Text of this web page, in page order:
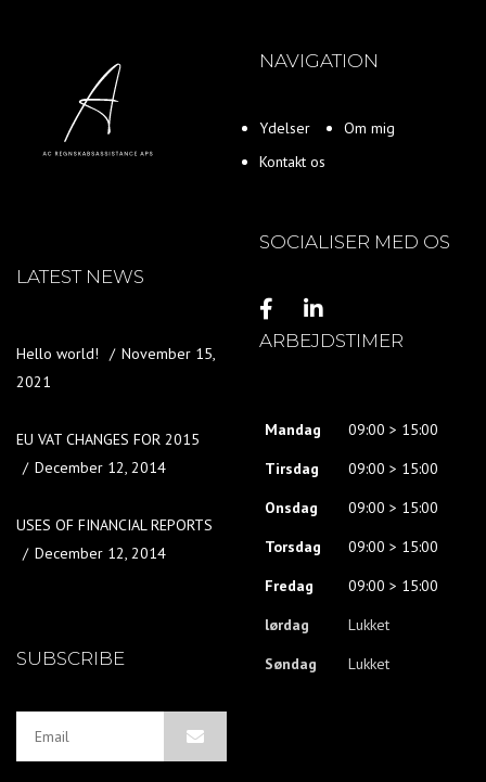
LATEST NEWS
Hello world!
November 15,
2021
EU VAT CHANGES FOR 2015
December 12, 2014
USES OF FINANCIAL REPORTS
December 12, 2014
SUBSCRIBE
NAVIGATION
Ydelser
Om mig
Kontakt os
SOCIALISER MED OS
ARBEJDSTIMER
Mandag
09:00 > 15:00
Tirsdag
09:00 > 15:00
Onsdag
09:00 > 15:00
Torsdag
09:00 > 15:00
Fredag
09:00 > 15:00
lørdag
Lukket
Søndag
Lukket